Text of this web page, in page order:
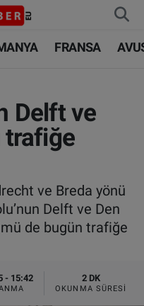
FRANSA
Delft ve
trafiğe
ve Breda yönü
Delft ve Den
de bugün trafiğe
- 15:42 2 DK
OKUNMA SÜRESI
Fikstür